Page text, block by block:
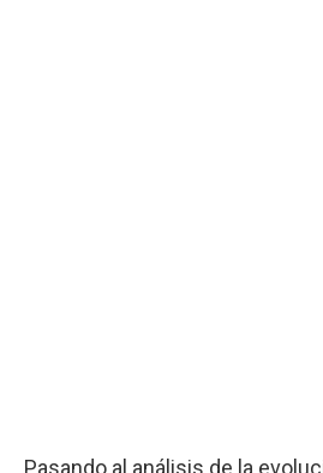
Pasando al análisis de la